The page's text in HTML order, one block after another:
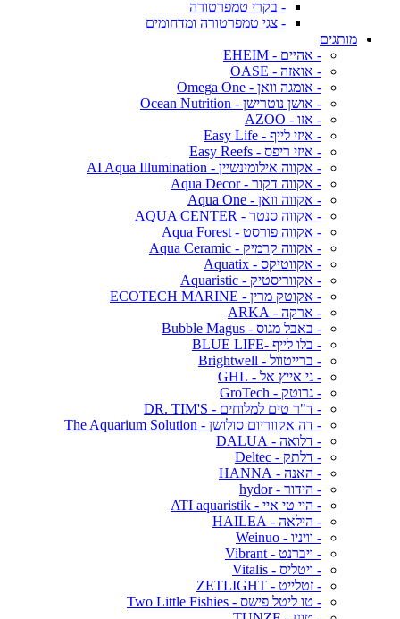
- בקרי טמפרטורה
- צגי טמפרטורה ומדחומים
מותגים
- אהיים - EHEIM
- אואזה - OASE
- אומגה וואן - Omega One
- אושן נוטרישן - Ocean Nutrition
- אזו - AZOO
- איזי לייף - Easy Life
- איזי ריפס - Easy Reefs
- אקווה אילומינשיין - AI Aqua Illumination
- אקווה דקור - Aqua Decor
- אקווה וואן - Aqua One
- אקווה סנטר - AQUA CENTER
- אקווה פורסט - Aqua Forest
- אקווה קרמיק - Aqua Ceramic
- אקווטיקס - Aquatix
- אקווריסטיק - Aquaristic
- אקוטק מרין - ECOTECH MARINE
- ארקה - ARKA
- באבל מגוס - Bubble Magus
- בלו לייף -BLUE LIFE
- ברייטוול - Brightwell
- גי אייץ אל - GHL
- גרוטק - GroTech
- ד"ר טים למלוחים - DR. TIM'S
- דה אקווריום סולושן - The Aquarium Solution
- דלואה - DALUA
- דלתק - Deltec
- האנה - HANNA
- הידור - hydor
- היי טי איי - ATI aquaristik
- הילאה - HAILEA
- וויניו - Weinuo
- ויברנט - Vibrant
- ויטליס - Vitalis
- זטלייט - ZETLIGHT
- טו ליטל פישס - Two Little Fishies